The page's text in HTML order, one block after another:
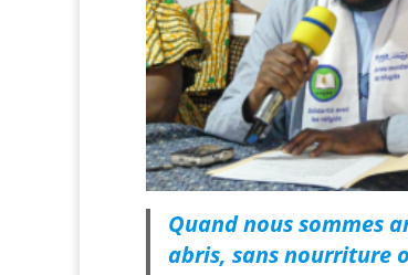
Quand nous sommes
abris, sans nourriture